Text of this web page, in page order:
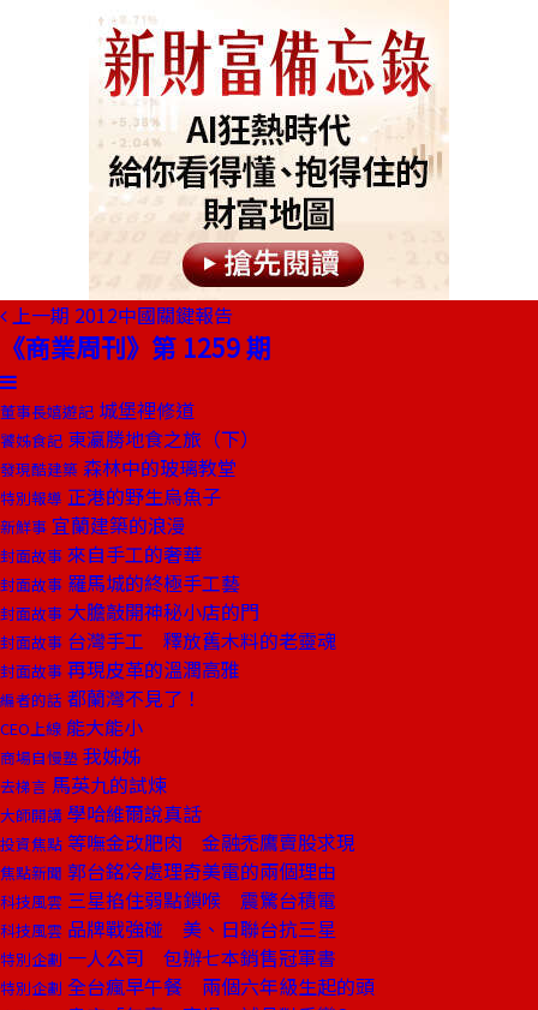
上一期 2012中國關鍵報告
《商業周刊》第 1259 期
董事長嬉遊記 城堡裡修道
饕姊食記 東瀛勝地食之旅（下）
發現酷建築 森林中的玻璃教堂
特別報導 正港的野生烏魚子
新鮮事 宜蘭建築的浪漫
封面故事 來自手工的奢華
封面故事 羅馬城的終極手工藝
封面故事 大膽敲開神秘小店的門
封面故事 台灣手工 釋放舊木料的老靈魂
封面故事 再現皮革的溫潤高雅
編者的話 都蘭灣不見了！
CEO上線 能大能小
商場自慢塾 我姊姊
去梯言 馬英九的試煉
大師開講 學哈維爾說真話
投資焦點 等嘸金改肥肉 金融禿鷹賣股求現
焦點新聞 郭台銘冷處理奇美電的兩個理由
科技風雲 三星掐住弱點鎖喉 震驚台積電
科技風雲 品牌戰強碰 美、日聯台抗三星
特別企劃 一人公司 包辦七本銷售冠軍書
特別企劃 全台瘋早午餐 兩個六年級生起的頭